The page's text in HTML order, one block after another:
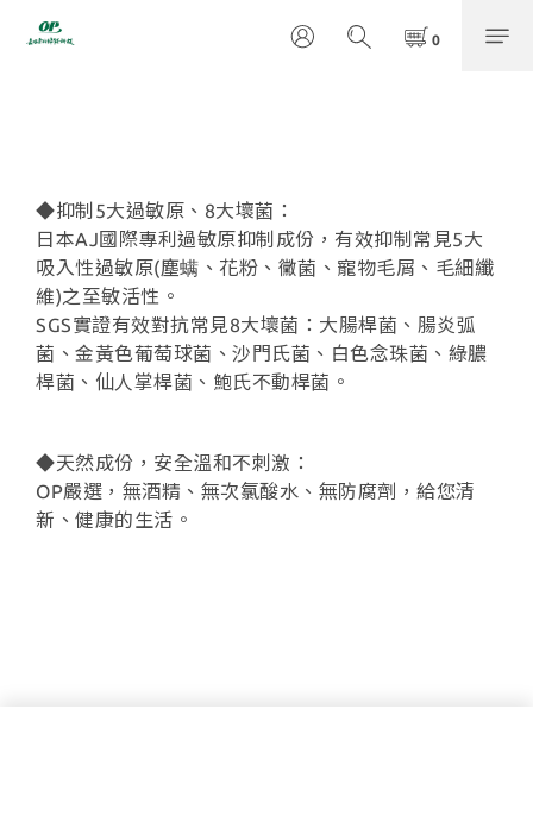
◆抑制5大過敏原、8大壞菌：
日本AJ國際專利過敏原抑制成份，有效抑制常見5大
吸入性過敏原(塵螨、花粉、黴菌、寵物毛屑、毛細纖
維)之至敏活性。
SGS實證有效對抗常見8大壞菌：大腸桿菌、腸炎弧
菌、金黃色葡萄球菌、沙門氏菌、白色念珠菌、綠膿
桿菌、仙人掌桿菌、鮑氏不動桿菌。
◆天然成份，安全溫和不刺激：
OP嚴選，無酒精、無次氯酸水、無防腐劑，給您清
新、健康的生活。